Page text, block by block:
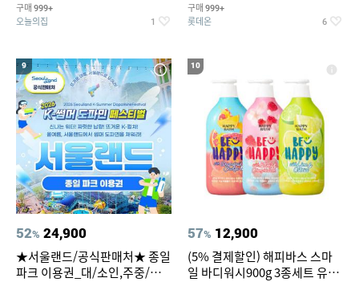
구매 999+
오늘의집 1
구매 999+
롯데온 6
9
52% 24,900
★서울랜드/공식판매처★ 종일
파크 이용권_대/소인,주중/주
10
57% 12,900
(5% 결제할인) 해피바스 스마
일 바디워시900g 3종세트 유